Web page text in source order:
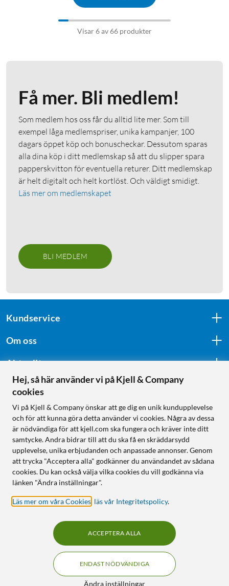
Visar 6 av 66 produkter
Få mer. Bli medlem!
Som medlem hos oss får du alltid lite mer. Som till
exempel låga medlemspriser, unika kampanjer, 100
dagars öppet köp och bonuscheckar. Dessutom sparas
alla dina köp i ditt medlemskap så att du slipper spara
papperskvitton för eventuella returer. Ditt medlemskap
är helt digitalt och helt kortlöst. Och väldigt smidigt.
Läs mer om medlemskapet
BLI MEDLEM
Kundservice
Om oss
Aktuellt
Följ oss
Handla från:
Sverige
Norge
KUNSKAP OCH TILLBEHÖR TILL
HEMELEKTRONIK
Hej, så här använder vi på Kjell & Company
cookies
Vi på Kjell & Company önskar att ge dig en unik kundupplevelse
och för att kunna göra detta använder vi cookies. Några av dessa
är nödvändiga för att kjell.com ska fungera och kräver inte ditt
samtycke. Andra bidrar till att du ska få en skräddarsydd
upplevelse, unika erbjudanden och anpassade annonser. Genom
att trycka "Acceptera alla" godkänner du användandet av sådana
cookies. Du kan också välja vilka cookies du vill godkänna via
länken "Ändra inställningar".
Läs mer om våra Cookies läs vår Integritetspolicy.
Ändra inställningar
ENDAST NÖDVÄNDIGA
ACCEPTERA ALLA